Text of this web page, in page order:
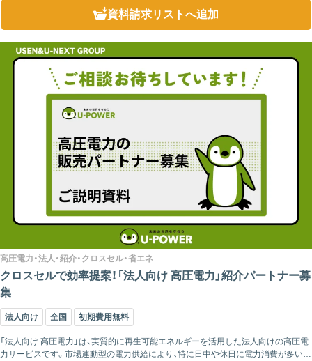
資料請求リストへ追加
高圧電力・法人・紹介・クロスセル・省エネ
クロスセルで効率提案！「法人向け 高圧電力」紹介パートナー募
集
法人向け 全国 初期費用無料
「法人向け 高圧電力」は、実質的に再生可能エネルギーを活用した法人向けの高圧電
力サービスです。市場連動型の電力供給により、特に日中や休日に電力消費が多い企